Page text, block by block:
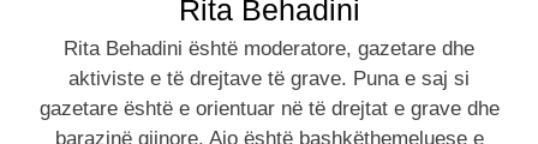
Rita Behadini
Rita Behadini është moderatore, gazetare dhe
aktiviste e të drejtave të grave. Puna e saj si
gazetare është e orientuar në të drejtat e grave dhe
barazinë gjinore. Ajo është bashkëthemeluese e